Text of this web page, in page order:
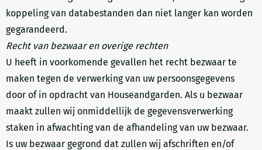
koppeling van databestanden dan niet langer kan worden
gegarandeerd.
Recht van bezwaar en overige rechten
U heeft in voorkomende gevallen het recht bezwaar te
maken tegen de verwerking van uw persoonsgegevens
door of in opdracht van Houseandgarden. Als u bezwaar
maakt zullen wij onmiddellijk de gegevensverwerking
staken in afwachting van de afhandeling van uw bezwaar.
Is uw bezwaar gegrond dat zullen wij afschriften en/of